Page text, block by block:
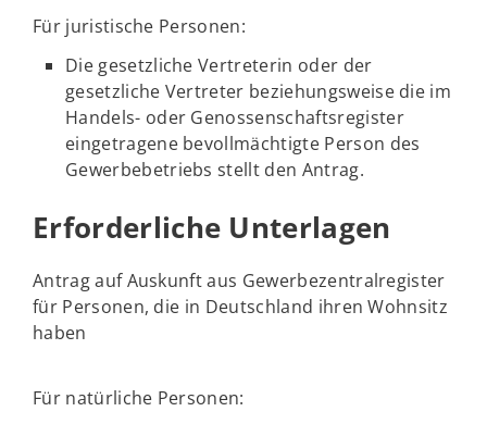
Für juristische Personen:
Die gesetzliche Vertreterin oder der
gesetzliche Vertreter beziehungsweise die im
Handels- oder Genossenschaftsregister
eingetragene bevollmächtigte Person des
Gewerbebetriebs stellt den Antrag.
Erforderliche Unterlagen
Antrag auf Auskunft aus Gewerbezentralregister
für Personen, die in Deutschland ihren Wohnsitz
haben
Für natürliche Personen: